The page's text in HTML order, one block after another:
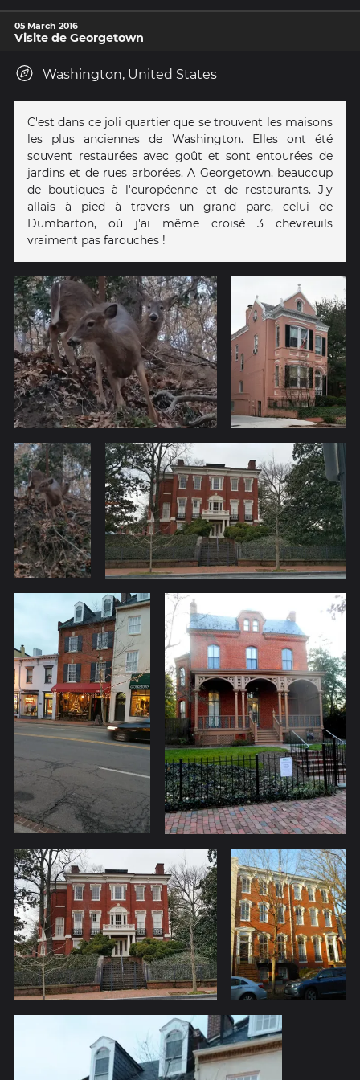
05 March 2016
Visite de Georgetown
Washington, United States
C'est dans ce joli quartier que se trouvent les maisons
les plus anciennes de Washington. Elles ont été
souvent restaurées avec goût et sont entourées de
jardins et de rues arborées. A Georgetown, beaucoup
de boutiques à l'européenne et de restaurants. J'y
allais à pied à travers un grand parc, celui de
Dumbarton, où j'ai même croisé 3 chevreuils
vraiment pas farouches !